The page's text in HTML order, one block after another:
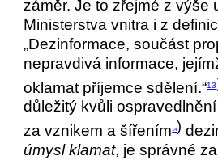
záměr. Je to zřejmé z výše
Ministerstva vnitra i z
„Dezinformace, součást
nepravdivá informace,
oklamat příjemce sdělení.“13
důležitý kvůli
za vznikem a šířením14)
úmysl klamat, je správné